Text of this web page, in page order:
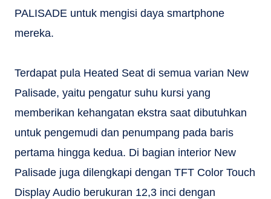
PALISADE untuk mengisi daya smartphone
mereka.
Terdapat pula Heated Seat di semua varian New
Palisade, yaitu pengatur suhu kursi yang
memberikan kehangatan ekstra saat dibutuhkan
untuk pengemudi dan penumpang pada baris
pertama hingga kedua. Di bagian interior New
Palisade juga dilengkapi dengan TFT Color Touch
Display Audio berukuran 12,3 inci dengan